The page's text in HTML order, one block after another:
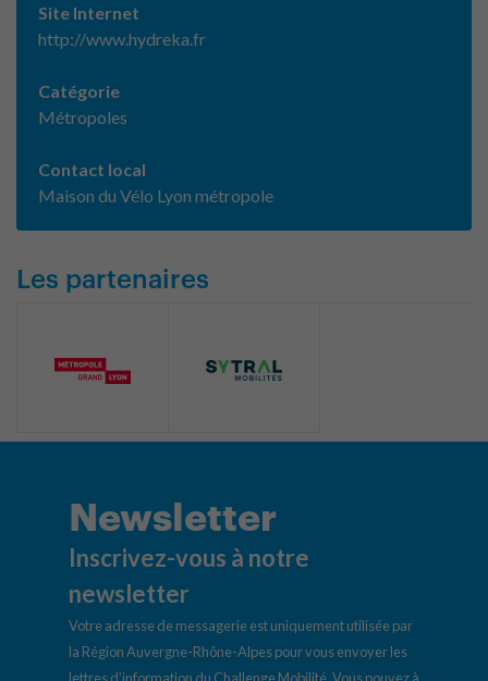
Site Internet
http://www.hydreka.fr
Catégorie
Métropoles
Contact local
Maison du Vélo Lyon métropole
Les partenaires
Newsletter
Inscrivez-vous à notre
newsletter
Votre adresse de messagerie est uniquement utilisée par
la Région Auvergne-Rhône-Alpes pour vous envoyer les